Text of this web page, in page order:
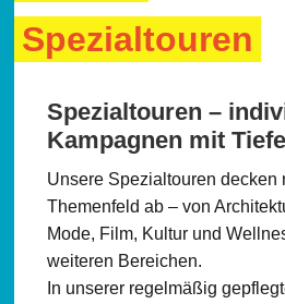
Spezialtouren
Spezialtouren –
Kampagnen mit
Unsere Spezialtouren decken
Themenfeld ab – von
Mode, Film, Kultur und
weiteren Bereichen.
In unserer regelmäßig